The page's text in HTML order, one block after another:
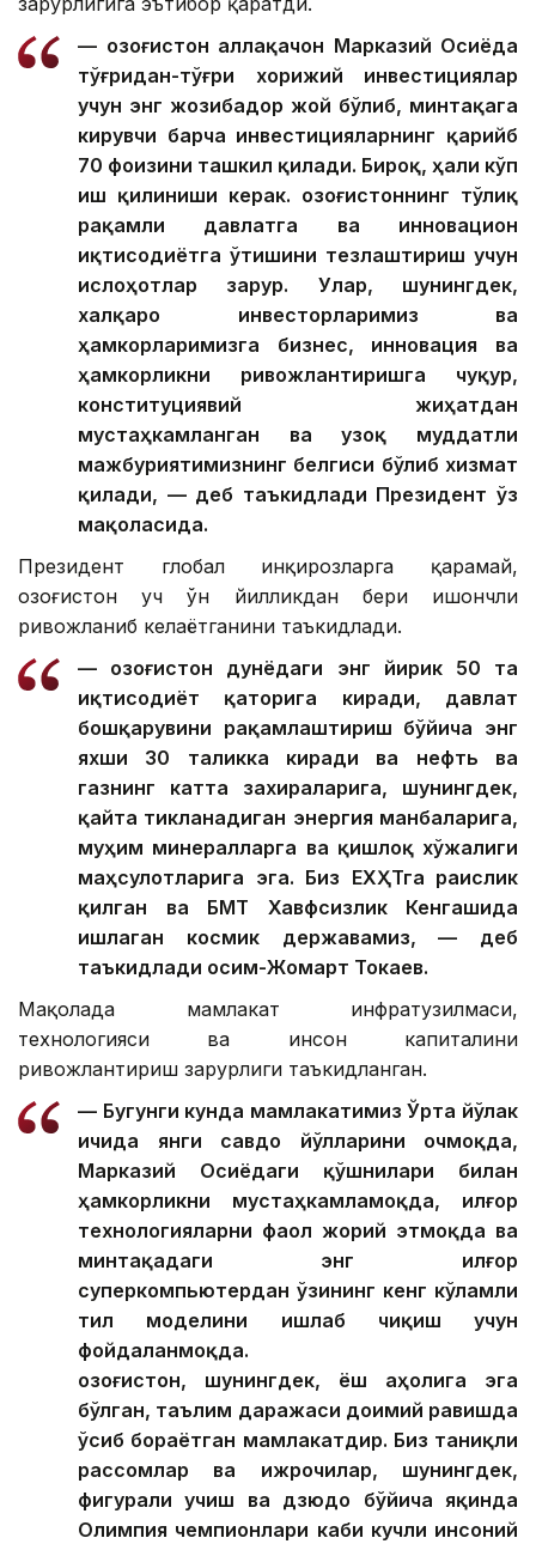
— Қозоғистон аллақачон Марказий Осиёда
тўғридан-тўғри хорижий инвестициялар
учун энг жозибадор жой бўлиб, минтақага
кирувчи барча инвестицияларнинг қарийб
70 фоизини ташкил қилади. Бироқ, ҳали кўп
иш қилиниши керак. Қозоғистоннинг тўлиқ
рақамли давлатга ва инновацион
иқтисодиётга ўтишини тезлаштириш учун
ислоҳотлар зарур. Улар, шунингдек,
халқаро инвесторларимиз ва
ҳамкорларимизга бизнес, инновация ва
ҳамкорликни ривожлантиришга чуқур,
конституциявий жиҳатдан
мустаҳкамланган ва узоқ муддатли
мажбуриятимизнинг белгиси бўлиб хизмат
қилади, — деб таъкидлади Президент ўз
мақоласида.
Президент глобал инқирозларга қарамай,
Қозоғистон уч ўн йилликдан бери ишончли
ривожланиб келаётганини таъкидлади.
— Қозоғистон дунёдаги энг йирик 50 та
иқтисодиёт қаторига киради, давлат
бошқарувини рақамлаштириш бўйича энг
яхши 30 таликка киради ва нефть ва
газнинг катта захираларига, шунингдек,
қайта тикланадиган энергия манбаларига,
муҳим минералларга ва қишлоқ хўжалиги
маҳсулотларига эга. Биз ЕХҲТга раислик
қилган ва БМТ Хавфсизлик Кенгашида
ишлаган космик державамиз, — деб
таъкидлади Қосим-Жомарт Токаев.
Мақолада мамлакат инфратузилмаси,
технологияси ва инсон капиталини
ривожлантириш зарурлиги таъкидланган.
— Бугунги кунда мамлакатимиз Ўрта йўлак
ичида янги савдо йўлларини очмоқда,
Марказий Осиёдаги қўшнилари билан
ҳамкорликни мустаҳкамламоқда, илғор
технологияларни фаол жорий этмоқда ва
минтақадаги энг илғор
суперкомпьютердан ўзининг кенг кўламли
тил моделини ишлаб чиқиш учун
фойдаланмоқда.
Қозоғистон, шунингдек, ёш аҳолига эга
бўлган, таълим даражаси доимий равишда
ўсиб бораётган мамлакатдир. Биз таниқли
рассомлар ва ижрочилар, шунингдек,
фигурали учиш ва дзюдо бўйича яқинда
Олимпия чемпионлари каби кучли инсоний